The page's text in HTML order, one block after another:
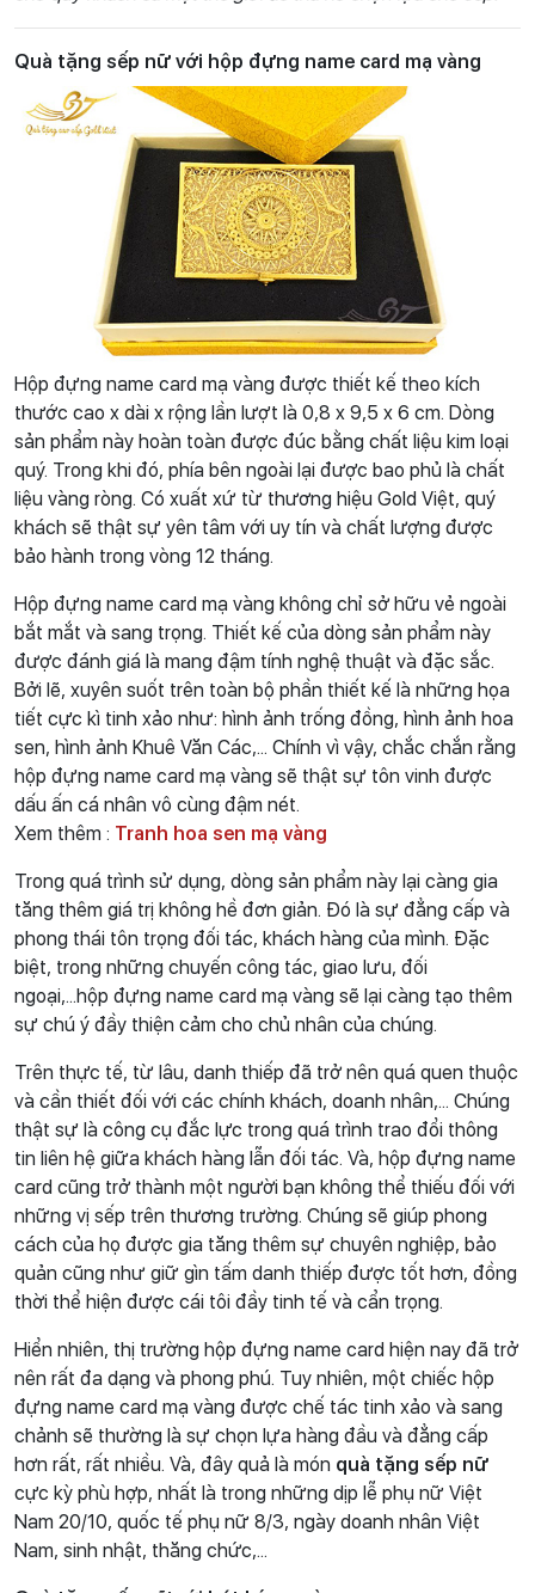
Quà tặng sếp nữ với hộp đựng name card mạ vàng
Hộp đựng name card mạ vàng được thiết kế theo kích
thước cao x dài x rộng lần lượt là 0,8 x 9,5 x 6 cm. Dòng
sản phẩm này hoàn toàn được đúc bằng chất liệu kim loại
quý. Trong khi đó, phía bên ngoài lại được bao phủ là chất
liệu vàng ròng. Có xuất xứ từ thương hiệu Gold Việt, quý
khách sẽ thật sự yên tâm với uy tín và chất lượng được
bảo hành trong vòng 12 tháng.
Hộp đựng name card mạ vàng không chỉ sở hữu vẻ ngoài
bắt mắt và sang trọng. Thiết kế của dòng sản phẩm này
được đánh giá là mang đậm tính nghệ thuật và đặc sắc.
Bởi lẽ, xuyên suốt trên toàn bộ phần thiết kế là những họa
tiết cực kì tinh xảo như: hình ảnh trống đồng, hình ảnh hoa
sen, hình ảnh Khuê Văn Các,... Chính vì vậy, chắc chắn rằng
hộp đựng name card mạ vàng sẽ thật sự tôn vinh được
dấu ấn cá nhân vô cùng đậm nét.
Xem thêm : Tranh hoa sen mạ vàng
Trong quá trình sử dụng, dòng sản phẩm này lại càng gia
tăng thêm giá trị không hề đơn giản. Đó là sự đẳng cấp và
phong thái tôn trọng đối tác, khách hàng của mình. Đặc
biệt, trong những chuyến công tác, giao lưu, đối
ngoại,...hộp đựng name card mạ vàng sẽ lại càng tạo thêm
sự chú ý đầy thiện cảm cho chủ nhân của chúng.
Trên thực tế, từ lâu, danh thiếp đã trở nên quá quen thuộc
và cần thiết đối với các chính khách, doanh nhân,... Chúng
thật sự là công cụ đắc lực trong quá trình trao đổi thông
tin liên hệ giữa khách hàng lẫn đối tác. Và, hộp đựng name
card cũng trở thành một người bạn không thể thiếu đối với
những vị sếp trên thương trường. Chúng sẽ giúp phong
cách của họ được gia tăng thêm sự chuyên nghiệp, bảo
quản cũng như giữ gìn tấm danh thiếp được tốt hơn, đồng
thời thể hiện được cái tôi đầy tinh tế và cẩn trọng.
Hiển nhiên, thị trường hộp đựng name card hiện nay đã trở
nên rất đa dạng và phong phú. Tuy nhiên, một chiếc hộp
đựng name card mạ vàng được chế tác tinh xảo và sang
chảnh sẽ thường là sự chọn lựa hàng đầu và đẳng cấp
hơn rất, rất nhiều. Và, đây quả là món quà tặng sếp nữ
cực kỳ phù hợp, nhất là trong những dịp lễ phụ nữ Việt
Nam 20/10, quốc tế phụ nữ 8/3, ngày doanh nhân Việt
Nam, sinh nhật, thăng chức,...